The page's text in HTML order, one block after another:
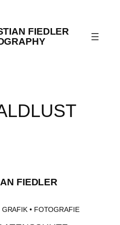
FIEDLER
FIEDLER
• FOTOGRAFIE